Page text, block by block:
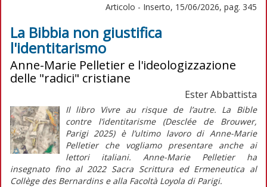
Articolo - Inserto, 15/06/2026, pag. 345
La Bibbia non giustifica
l'identitarismo
Anne-Marie Pelletier e l'ideologizzazione
delle "radici" cristiane
Ester Abbattista
Il libro Vivre au risque de l’autre. La Bible
contre l’identitarisme(Desclée de Brouwer,
Parigi 2025) è l’ultimo lavoro di Anne-Marie
Pelletier che vogliamo presentare anche ai
lettori italiani. Anne-Marie Pelletier ha
insegnato fino al 2022 Sacra Scrittura ed Ermeneutica al
Collège des Bernardins e alla Facoltà Loyola di Parigi.